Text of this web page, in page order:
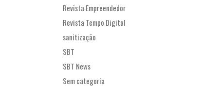
Revista Empreendedor
Revista Tempo Digital
sanitização
SBT
SBT News
Sem categoria